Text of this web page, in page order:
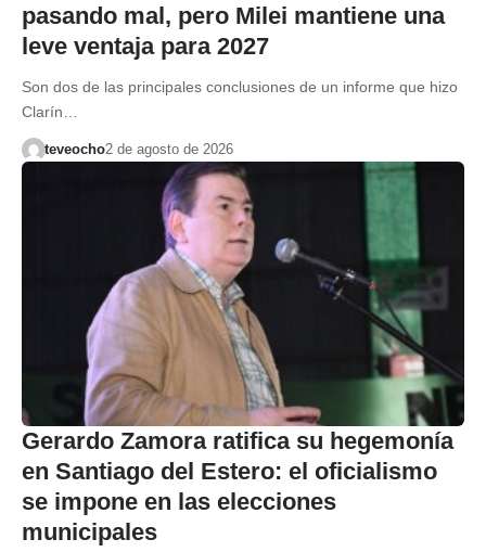
pasando mal, pero Milei mantiene una
leve ventaja para 2027
Son dos de las principales conclusiones de un informe que hizo
Clarín…
teveocho2 de agosto de 2026
Gerardo Zamora ratifica su hegemonía
en Santiago del Estero: el oficialismo
se impone en las elecciones
municipales